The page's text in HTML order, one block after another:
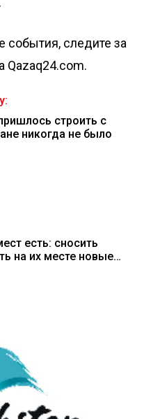
события, следите за
Qazaq24.com.
строить с
никогда не было
есть: сносить
на их месте новые
Алматы